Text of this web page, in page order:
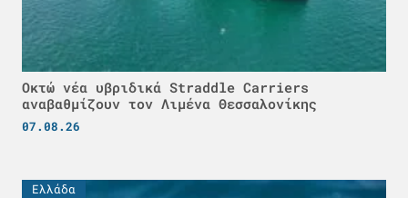
Οκτώ νέα υβριδικά Straddle Carriers
αναβαθμίζουν τον Λιμένα Θεσσαλονίκης
07.08.26
Ελλάδα